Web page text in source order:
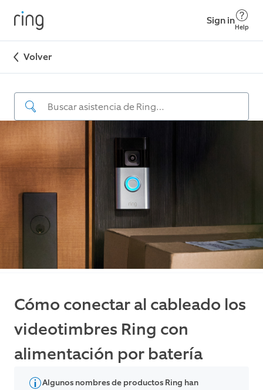
Sign in
Help
Volver
Cómo conectar al cableado los
videotimbres Ring con
alimentación por batería
Algunos nombres de productos Ring han